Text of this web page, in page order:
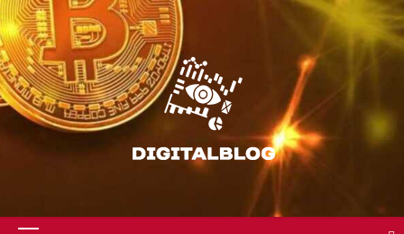
Skip
to
content